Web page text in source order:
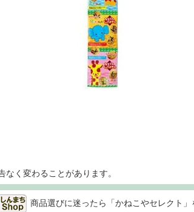
く変わることがあります。
商品選びに迷ったら「かねこやセレクト」